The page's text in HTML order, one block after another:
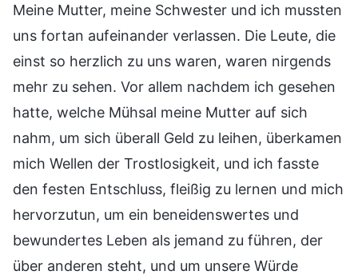
Meine Mutter, meine Schwester und ich mussten
uns fortan aufeinander verlassen. Die Leute, die
einst so herzlich zu uns waren, waren nirgends
mehr zu sehen. Vor allem nachdem ich gesehen
hatte, welche Mühsal meine Mutter auf sich
nahm, um sich überall Geld zu leihen, überkamen
mich Wellen der Trostlosigkeit, und ich fasste
den festen Entschluss, fleißig zu lernen und mich
hervorzutun, um ein beneidenswertes und
bewundertes Leben als jemand zu führen, der
über anderen steht, und um unsere Würde